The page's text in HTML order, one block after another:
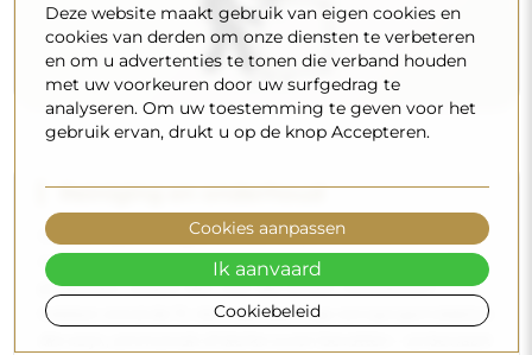
Reiniging en onderhoud
Om een optimale glans te behouden, volstaat een
microvezeldoek en warm water. Als u kiest voor specifieke
producten, zorg er dan voor dat ze een neutrale pH
hebben (rond de 7). Vermijd krachtige reinigingsmiddelen
Deze website maakt gebruik van eigen cookies en
cookies van derden om onze diensten te verbeteren
en om u advertenties te tonen die verband houden
met uw voorkeuren door uw surfgedrag te
analyseren. Om uw toestemming te geven voor het
gebruik ervan, drukt u op de knop Accepteren.
Cookiebeleid
Cookies aanpassen
Ik aanvaard